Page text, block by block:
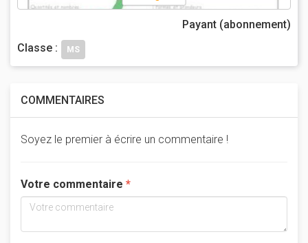
Payant (abonnement)
Classe :
MS
COMMENTAIRES
Soyez le premier à écrire un commentaire !
Votre commentaire